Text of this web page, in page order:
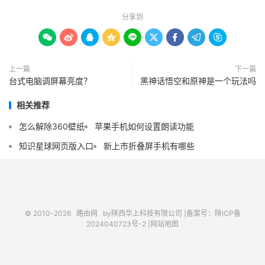
分享到
        
上一篇
台式电脑调屏幕亮度？
下一篇
黑神话悟空和原神是一个玩法吗
相关推荐
怎么解除360壁纸
苹果手机如何设置朗读功能
知识星球网页版入口
新上市折叠屏手机有哪些
© 2010-2026 路由网 by陕西华上科技有限公司 | 备案号：陕ICP备
2024040723号-2 | 网站地图